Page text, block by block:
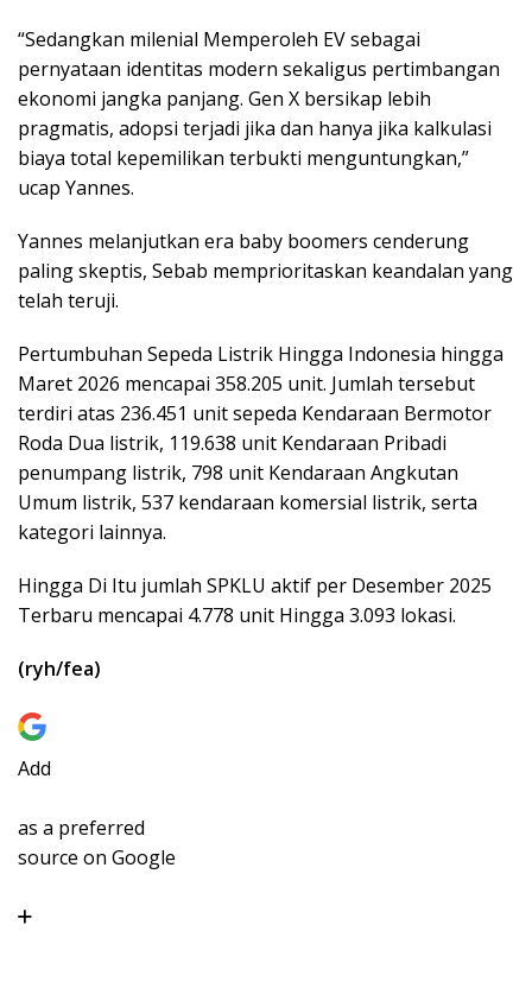
“Sedangkan milenial Memperoleh EV sebagai
pernyataan identitas modern sekaligus pertimbangan
ekonomi jangka panjang. Gen X bersikap lebih
pragmatis, adopsi terjadi jika dan hanya jika kalkulasi
biaya total kepemilikan terbukti menguntungkan,”
ucap Yannes.
Yannes melanjutkan era baby boomers cenderung
paling skeptis, Sebab memprioritaskan keandalan yang
telah teruji.
Pertumbuhan Sepeda Listrik Hingga Indonesia hingga
Maret 2026 mencapai 358.205 unit. Jumlah tersebut
terdiri atas 236.451 unit sepeda Kendaraan Bermotor
Roda Dua listrik, 119.638 unit Kendaraan Pribadi
penumpang listrik, 798 unit Kendaraan Angkutan
Umum listrik, 537 kendaraan komersial listrik, serta
kategori lainnya.
Hingga Di Itu jumlah SPKLU aktif per Desember 2025
Terbaru mencapai 4.778 unit Hingga 3.093 lokasi.
(ryh/fea)
Add
as a preferred
source on Google